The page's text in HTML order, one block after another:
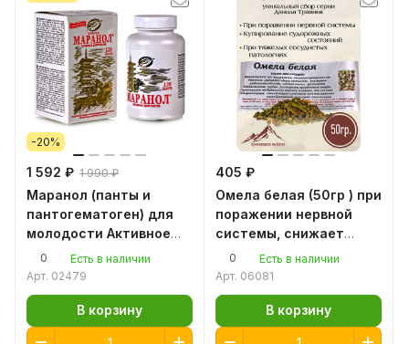
-20%
1 592 ₽ 1 990 ₽
Маранол (панты и
пантогематоген) для
молодости Активное
долголетие, 120 капсул
Пантовый комплекс
0
Есть в наличии
Арт. 02479
В корзину
405 ₽
Омела белая (50гр ) при
поражении нервной
системы, снижает
давление, холестерин
ручной сбор от Данилы
0
Есть в наличии
Арт. 06081
В корзину